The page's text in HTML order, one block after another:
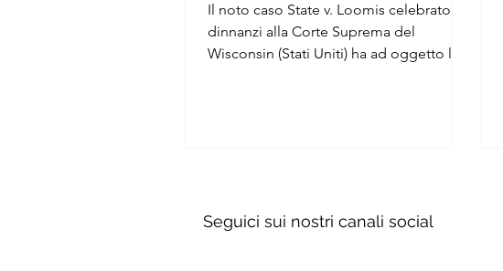
Il noto caso State v. Loomis celebrato
dinnanzi alla Corte Suprema del
Wisconsin (Stati Uniti) ha ad oggetto la
Seguici sui nostri canali social